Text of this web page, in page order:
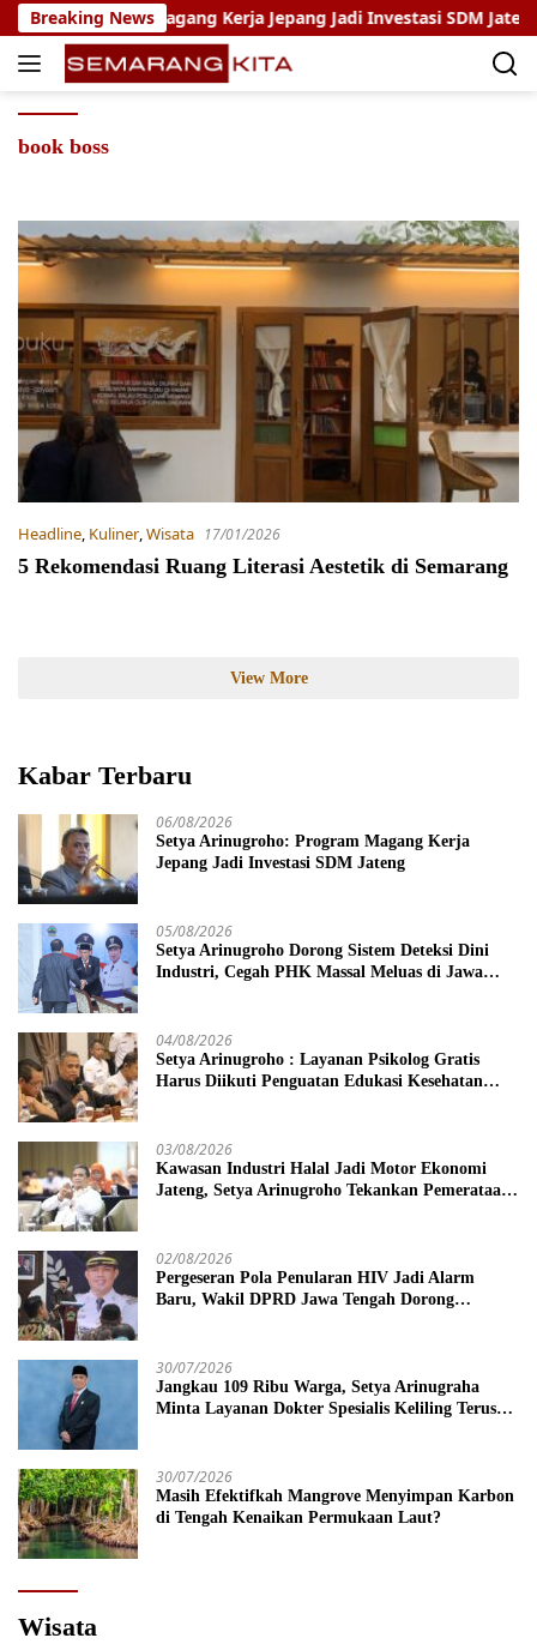
Skip
to
content
Breaking News
Program Magang Kerja Jepang Jadi Investasi SDM Jateng
book boss
Headline, Kuliner,Wisata 17/01/2026
5 Rekomendasi Ruang Literasi Aestetik di Semarang
View More
Kabar Terbaru
06/08/2026
Setya Arinugroho: Program Magang Kerja
Jepang Jadi Investasi SDM Jateng
05/08/2026
Setya Arinugroho Dorong Sistem Deteksi Dini
Industri, Cegah PHK Massal Meluas di Jawa
04/08/2026
Setya Arinugroho : Layanan Psikolog Gratis
Harus Diikuti Penguatan Edukasi Kesehatan
03/08/2026
Kawasan Industri Halal Jadi Motor Ekonomi
Jateng, Setya Arinugroho Tekankan Pemerataan
02/08/2026
Pergeseran Pola Penularan HIV Jadi Alarm
Baru, Wakil DPRD Jawa Tengah Dorong
30/07/2026
Jangkau 109 Ribu Warga, Setya Arinugraha
Minta Layanan Dokter Spesialis Keliling Terus
30/07/2026
Masih Efektifkah Mangrove Menyimpan Karbon
di Tengah Kenaikan Permukaan Laut?
Wisata